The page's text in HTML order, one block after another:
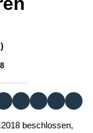
beschlossen,